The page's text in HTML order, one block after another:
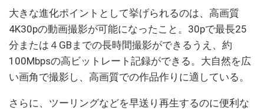
大きな進化ポイントとして挙げられるのは、高画質
4K30pの動画撮影が可能になったこと。30pで最長25
分または４GBまでの長時間撮影ができるうえ、約
100Mbpsの高ビットレート記録ができる。大自然を広
い画角で撮影し、高画質での作品作りに適している。
さらに、ツーリングなどを早送り再生するのに便利な